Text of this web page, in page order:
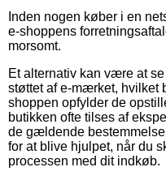
Inden nogen køber i en
e-shoppens
morsomt.
Et alternativ kan være at
støttet af e-mærket, hvilket
shoppen opfylder de
butikken ofte tilses af
de gældende
for at blive hjulpet, når du
processen med dit indkøb.